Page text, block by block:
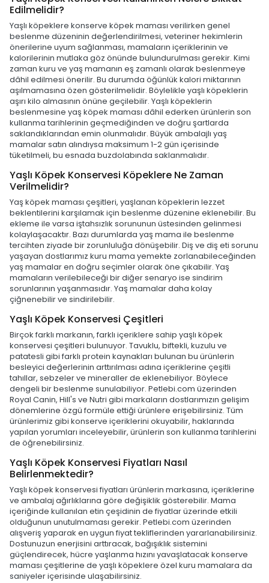
Edilmelidir?
Yaşlı köpeklere konserve köpek maması verilirken genel
beslenme düzeninin değerlendirilmesi, veteriner hekimlerin
önerilerine uyum sağlanması, mamaların içeriklerinin ve
kalorilerinin mutlaka göz önünde bulundurulması gerekir. Kimi
zaman kuru ve yaş mamanın eş zamanlı olarak beslenmeye
dâhil edilmesi önerilir. Bu durumda öğünlük kalori miktarının
aşılmamasına özen gösterilmelidir. Böylelikle yaşlı köpeklerin
aşırı kilo almasının önüne geçilebilir. Yaşlı köpeklerin
beslenmesine yaş köpek maması dâhil ederken ürünlerin son
kullanma tarihlerinin geçmediğinden ve doğru şartlarda
saklandıklarından emin olunmalıdır. Büyük ambalajlı yaş
mamalar satın alındıysa maksimum 1-2 gün içerisinde
tüketilmeli, bu esnada buzdolabında saklanmalıdır.
Yaşlı Köpek Konservesi Köpeklere Ne Zaman
Verilmelidir?
Yaş köpek maması çeşitleri, yaşlanan köpeklerin lezzet
beklentilerini karşılamak için beslenme düzenine eklenebilir. Bu
ekleme ile varsa iştahsızlık sorununun üstesinden gelinmesi
kolaylaşacaktır. Bazı durumlarda yaş mama ile beslenme
tercihten ziyade bir zorunluluğa dönüşebilir. Diş ve diş eti sorunu
yaşayan dostlarımız kuru mama yemekte zorlanabileceğinden
yaş mamalar en doğru seçimler olarak öne çıkabilir. Yaş
mamaların verilebileceği bir diğer senaryo ise sindirim
sorunlarının yaşanmasıdır. Yaş mamalar daha kolay
çiğnenebilir ve sindirilebilir.
Yaşlı Köpek Konservesi Çeşitleri
Birçok farklı markanın, farklı içeriklere sahip yaşlı köpek
konservesi çeşitleri bulunuyor. Tavuklu, biftekli, kuzulu ve
patatesli gibi farklı protein kaynakları bulunan bu ürünlerin
besleyici değerlerinin arttırılması adına içeriklerine çeşitli
tahıllar, sebzeler ve mineraller de eklenebiliyor. Böylece
dengeli bir beslenme sunulabiliyor. Petlebi.com üzerinden
Royal Canin, Hill's ve Nutri gibi markaların dostlarımızın gelişim
dönemlerine özgü formüle ettiği ürünlere erişebilirsiniz. Tüm
ürünlerimiz gibi konserve içeriklerini okuyabilir, haklarında
yapılan yorumları inceleyebilir, ürünlerin son kullanma tarihlerini
de öğrenebilirsiniz.
Yaşlı Köpek Konservesi Fiyatları Nasıl
Belirlenmektedir?
Yaşlı köpek konservesi fiyatları ürünlerin markasına, içeriklerine
ve ambalaj ağırlıklarına göre değişiklik gösterebilir. Mama
içeriğinde kullanılan etin çeşidinin de fiyatlar üzerinde etkili
olduğunun unutulmaması gerekir. Petlebi.com üzerinden
alışveriş yaparak en uygun fiyat tekliflerinden yararlanabilirsiniz.
Dostunuzun enerjisini arttıracak, bağışıklık sistemini
güçlendirecek, hücre yaşlanma hızını yavaşlatacak konserve
maması çeşitlerine de yaşlı köpeklere özel kuru mamalara da
saniyeler içerisinde ulaşabilirsiniz.